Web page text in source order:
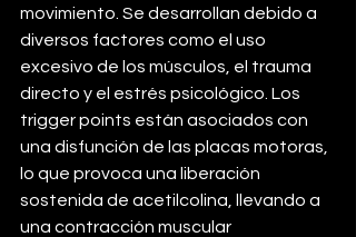
movimiento. Se desarrollan debido a
diversos factores como el uso
excesivo de los músculos, el trauma
directo y el estrés psicológico. Los
trigger points están asociados con
una disfunción de las placas motoras,
lo que provoca una liberación
sostenida de acetilcolina, llevando a
una contracción muscular